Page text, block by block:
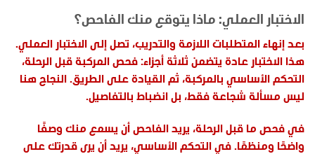
الاختبار العملي: ماذا يتوقع منك الفاحص؟
بعد إنهاء المتطلبات اللازمة والتدريب، تصل إلى الاختبار العملي.
هذا الاختبار عادة يتضمن ثلاثة أجزاء: فحص المركبة قبل الرحلة،
التحكم الأساسي بالمركبة، ثم القيادة على الطريق. النجاح هنا
ليس مسألة شجاعة فقط، بل انضباط بالتفاصيل.
في فحص ما قبل الرحلة، يريد الفاحص أن يسمع منك وصفًا
واضحًا ومنظمًا. في التحكم الأساسي، يريد أن يرى قدرتك على